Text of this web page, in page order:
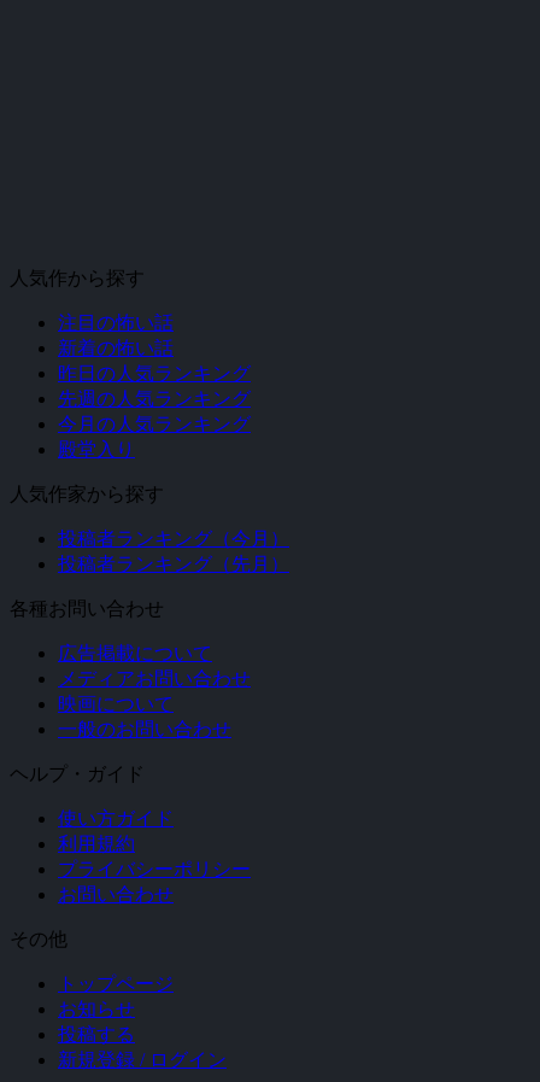
人気作から探す
注目の怖い話
新着の怖い話
昨日の人気ランキング
先週の人気ランキング
今月の人気ランキング
殿堂入り
人気作家から探す
投稿者ランキング（今月）
投稿者ランキング（先月）
各種お問い合わせ
広告掲載について
メディアお問い合わせ
映画について
一般のお問い合わせ
ヘルプ・ガイド
使い方ガイド
利用規約
プライバシーポリシー
お問い合わせ
その他
トップページ
お知らせ
投稿する
新規登録 / ログイン